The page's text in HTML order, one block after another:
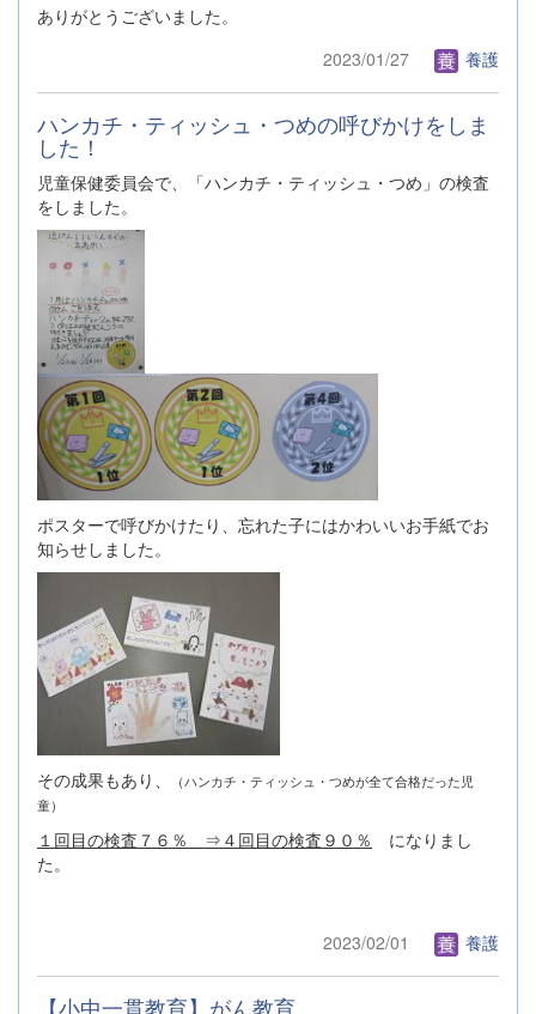
ありがとうございました。
2023/01/27
養護
ハンカチ・ティッシュ・つめの呼びかけをしま
した！
児童保健委員会で、「ハンカチ・ティッシュ・つめ」の検査
をしました。
ポスターで呼びかけたり、忘れた子にはかわいいお手紙でお
知らせしました。
その成果もあり、
（ハンカチ・ティッシュ・つめが全て合格だった児
童）
１回目の検査７６％ ⇒４回目の検査９０％ になりまし
た。
2023/02/01 養護
【小中一貫教育】がん教育